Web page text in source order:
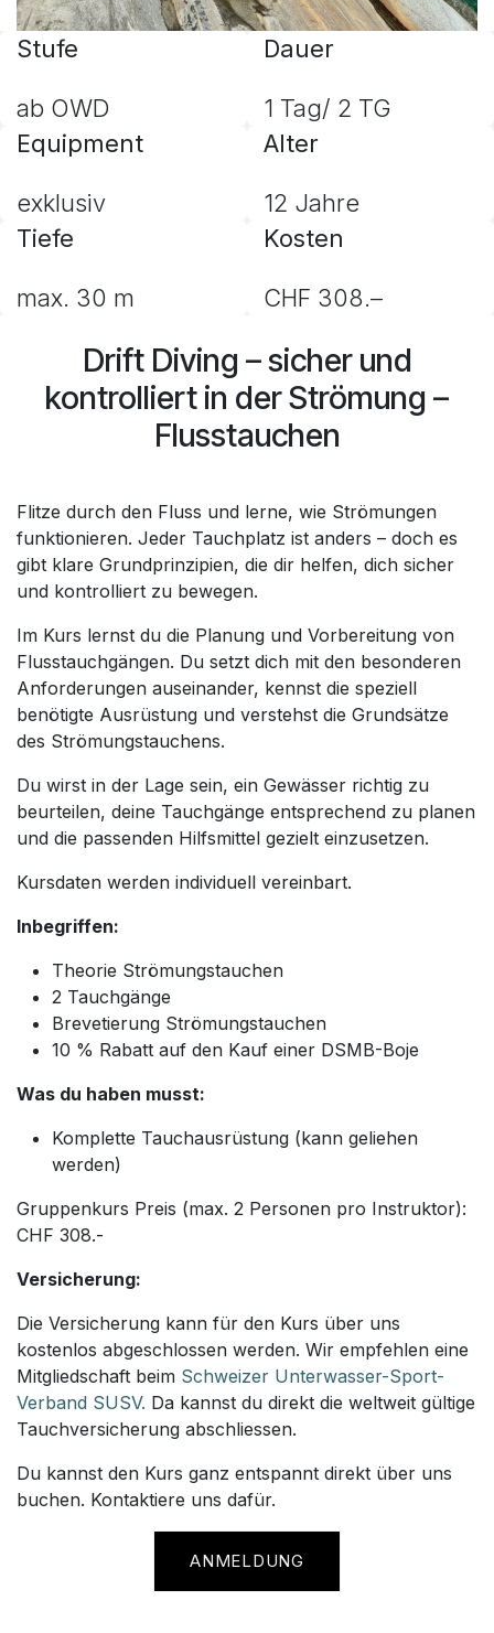
Stufe
ab OWD
Dauer
1 Tag/ 2 TG
Equipment
exklusiv
Alter
12 Jahre
Tiefe
max. 30 m
Kosten
CHF 308.–
Drift Diving – sicher und
kontrolliert in der Strömung –
Flusstauchen
Flitze durch den Fluss und lerne, wie Strömungen
funktionieren. Jeder Tauchplatz ist anders – doch es
gibt klare Grundprinzipien, die dir helfen, dich sicher
und kontrolliert zu bewegen.
Im Kurs lernst du die Planung und Vorbereitung von
Flusstauchgängen. Du setzt dich mit den besonderen
Anforderungen auseinander, kennst die speziell
benötigte Ausrüstung und verstehst die Grundsätze
des Strömungstauchens.
Du wirst in der Lage sein, ein Gewässer richtig zu
beurteilen, deine Tauchgänge entsprechend zu planen
und die passenden Hilfsmittel gezielt einzusetzen.
Kursdaten werden individuell vereinbart.
Inbegriffen:
Theorie Strömungstauchen
2 Tauchgänge
Brevetierung Strömungstauchen
10 % Rabatt auf den Kauf einer DSMB-Boje
Was du haben musst:
Komplette Tauchausrüstung (kann geliehen
werden)
Gruppenkurs Preis (max. 2 Personen pro Instruktor):
CHF 308.-
Versicherung:
Die Versicherung kann für den Kurs über uns
kostenlos abgeschlossen werden. Wir empfehlen eine
Mitgliedschaft beim Schweizer Unterwasser-Sport-
Verband SUSV. Da kannst du direkt die weltweit gültige
Tauchversicherung abschliessen.
Du kannst den Kurs ganz entspannt direkt über uns
buchen. Kontaktiere uns dafür.
ANMELDUNG​​